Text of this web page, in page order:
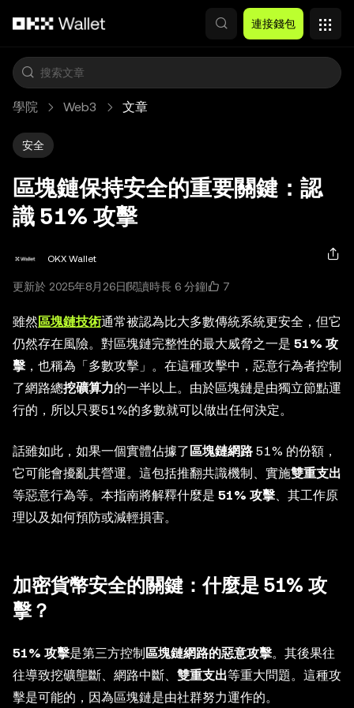
連接錢包
學院 Web3 文章
安全
區塊鏈保持安全的重要關鍵：認
識 51% 攻擊
OKX Wallet
更新於 2025年8月26日 閱讀時長 6 分鐘 7
雖然區塊鏈技術通常被認為比大多數傳統系統更安全，但它
仍然存在風險。對區塊鏈完整性的最大威脅之一是 51% 攻
擊 ，也稱為「多數攻擊」。在這種攻擊中，惡意行為者控制
了網路總挖礦算力的一半以上。由於區塊鏈是由獨立節點運
行的，所以只要51%的多數就可以做出任何決定。
話雖如此，如果一個實體佔據了 區塊鏈網路 51% 的份額，
它可能會擾亂其營運。這包括推翻共識機制、實施雙重支出
等惡意行為等。本指南將解釋什麼是 51% 攻擊、其工作原
理以及如何預防或減輕損害。
加密貨幣安全的關鍵：什麼是 51% 攻
擊？
51% 攻擊是第三方控制區塊鏈網路的惡意攻擊。其後果往
往導致挖礦壟斷、網路中斷、 雙重支出等重大問題。這種攻
擊是可能的，因為區塊鏈是由社群努力運作的。